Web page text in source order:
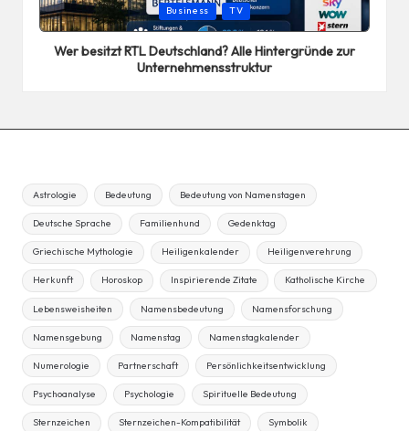
Posted
in
Business TV
Wer besitzt RTL Deutschland? Alle Hintergründe zur
Unternehmensstruktur
Astrologie Bedeutung Bedeutung von Namenstagen
Deutsche Sprache Familienhund Gedenktag
Griechische Mythologie Heiligenkalender Heiligenverehrung
Herkunft Horoskop Inspirierende Zitate Katholische Kirche
Lebensweisheiten Namensbedeutung Namensforschung
Namensgebung Namenstag Namenstagkalender
Numerologie Partnerschaft Persönlichkeitsentwicklung
Psychoanalyse Psychologie Spirituelle Bedeutung
Sternzeichen Sternzeichen-Kompatibilität Symbolik